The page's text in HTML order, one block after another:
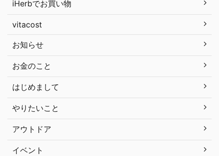
iHerbでお買い物
vitacost
お知らせ
お金のこと
はじめまして
やりたいこと
アウトドア
イベント